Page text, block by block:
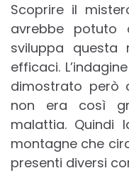
Scoprire il
avrebbe potuto
sviluppa
efficaci.
dimostrato però
non era così
malattia. Quindi
montagne che
presenti diversi